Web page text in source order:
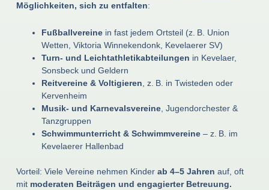
Möglichkeiten, sich zu entfalten:
Fußballvereinein fast jedem Ortsteil (z. B. Union
Wetten, Viktoria Winnekendonk, Kevelaerer SV)
Turn- und Leichtathletikabteilungen in Kevelaer,
Sonsbeck und Geldern
Reitvereine & Voltigieren , z. B. in Twisteden oder
Kervenheim
Musik- und Karnevalsvereine, Jugendorchester &
Tanzgruppen
Schwimmunterricht & Schwimmvereine– z. B. im
Kevelaerer Hallenbad
Vorteil: Viele Vereine nehmen Kinder ab 4–5 Jahren auf, oft
mit moderaten Beiträgen und engagierter Betreuung.